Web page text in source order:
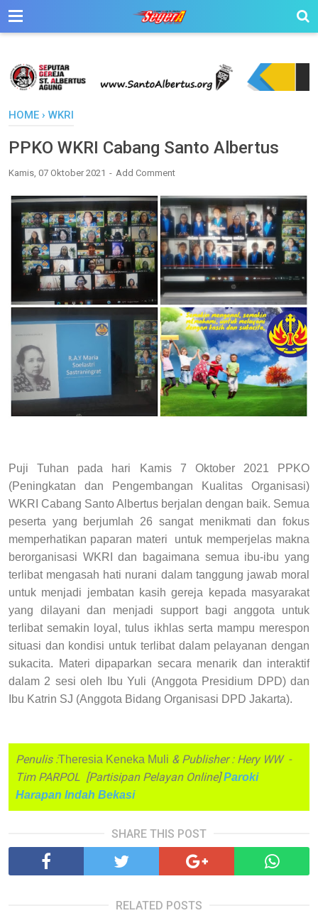
HOME › WKRI
PPKO WKRI Cabang Santo Albertus
Kamis, 07 Oktober 2021 Add Comment
Puji Tuhan pada hari Kamis 7 Oktober 2021 PPKO
(Peningkatan dan Pengembangan Kualitas Organisasi)
WKRI Cabang Santo Albertus berjalan dengan baik. Semua
peserta yang berjumlah 26 sangat menikmati dan fokus
memperhatikan paparan materi untuk memperjelas makna
berorganisasi WKRI dan bagaimana semua ibu-ibu yang
terlibat mengasah hati nurani dalam tanggung jawab moral
untuk menjadi jembatan kasih gereja kepada masyarakat
yang dilayani dan menjadi support bagi anggota untuk
terlibat semakin loyal, tulus ikhlas serta mampu merespon
situasi dan kondisi untuk terlibat dalam pelayanan dengan
sukacita. Materi dipaparkan secara menarik dan interaktif
dalam 2 sesi oleh Ibu Yuli (Anggota Presidium DPD) dan
Ibu Katrin SJ (Anggota Bidang Organisasi DPD Jakarta).
Penulis :Theresia Keneka Muli & Publisher : Hery WW -
Tim PARPOL [Partisipan Pelayan Online]Paroki
Harapan Indah Bekasi
SHARE THIS POST
RELATED POSTS